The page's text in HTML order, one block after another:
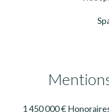
1 450 000 €